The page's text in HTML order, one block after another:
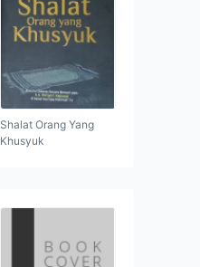
Shalat Orang Yang
Khusyuk